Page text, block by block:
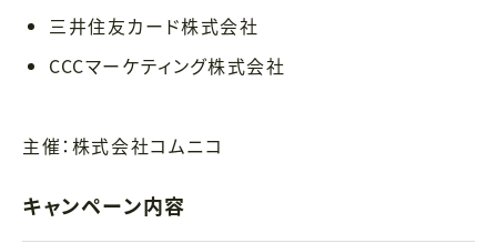
三井住友カード株式会社
CCCマーケティング株式会社
主催：株式会社コムニコ
キャンペーン内容